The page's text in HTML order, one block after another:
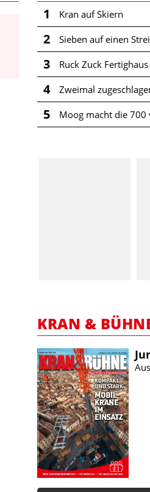
1 Kran auf Skiern
2 Sieben auf einen
3 Ruck Zuck Fertighaus
4 Zweimal
5 Moog macht die 700
KRAN &